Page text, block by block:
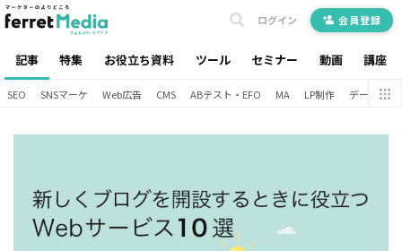
記事 特集 お役立ち資料 ツール セミナー 動画 講座
ログイン 会員登録
SEO SNSマーケ Web広告 CMS ABテスト・EFO MA LP制作 データ分析